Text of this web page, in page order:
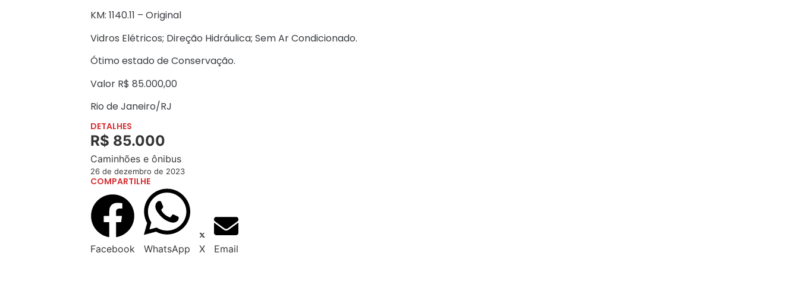
KM: 1140.11 – Original
Vidros Elétricos; Direção Hidráulica; Sem Ar Condicionado.
Ótimo estado de Conservação.
Valor R$ 85.000,00
Rio de Janeiro/RJ
DETALHES
R$ 85.000
Caminhões e ônibus
26 de dezembro de 2023
COMPARTILHE
Facebook WhatsApp X Email